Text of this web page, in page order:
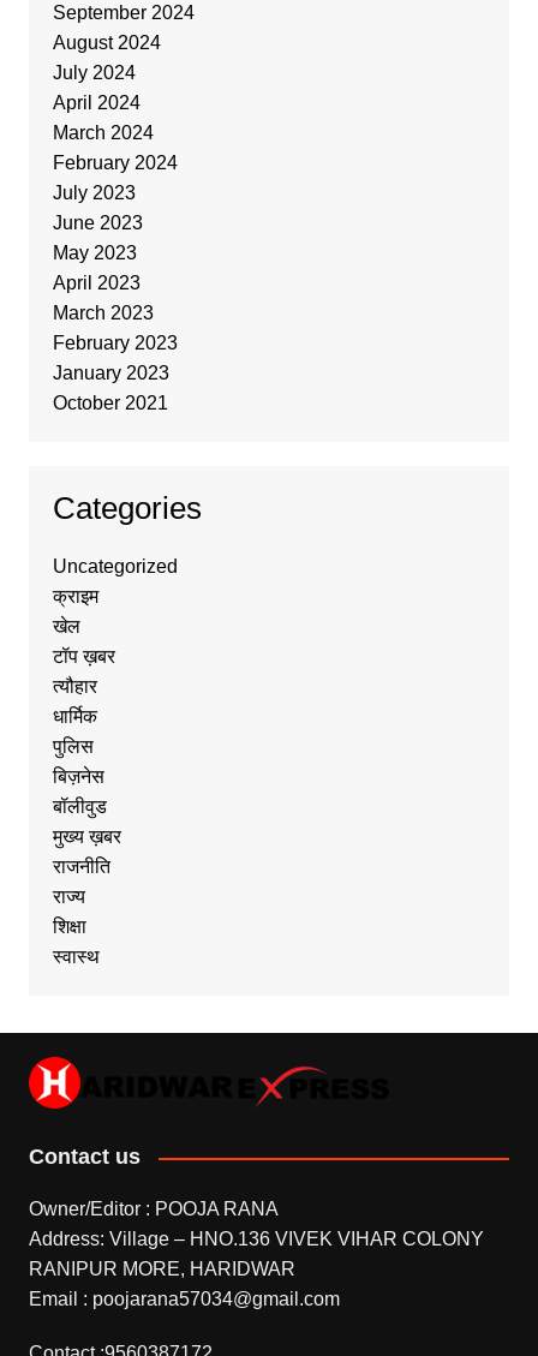
September 2024
August 2024
July 2024
April 2024
March 2024
February 2024
July 2023
June 2023
May 2023
April 2023
March 2023
February 2023
January 2023
October 2021
Categories
Uncategorized
क्राइम
खेल
टॉप ख़बर
त्यौहार
धार्मिक
पुलिस
बिज़नेस
बॉलीवुड
मुख्य ख़बर
राजनीति
राज्य
शिक्षा
स्वास्थ
Contact us
Owner/Editor : POOJA RANA
Address: Village – HNO.136 VIVEK VIHAR COLONY
RANIPUR MORE, HARIDWAR
Email : poojarana57034@gmail.com